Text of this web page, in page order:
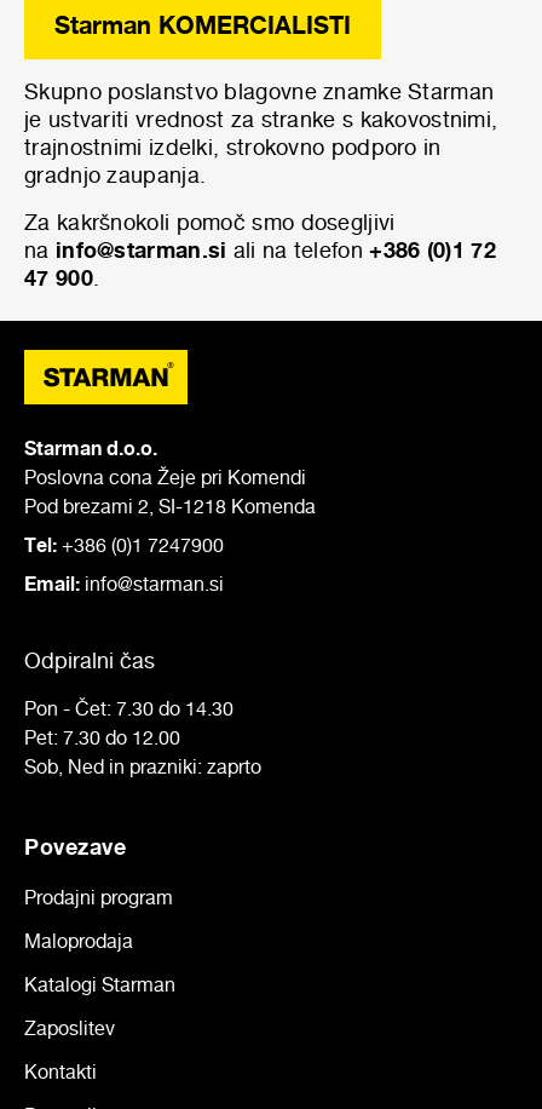
Starman KOMERCIALISTI
Skupno poslanstvo blagovne znamke Starman
je ustvariti vrednost za stranke s kakovostnimi,
trajnostnimi izdelki, strokovno podporo in
gradnjo zaupanja.
Za kakršnokoli pomoč smo dosegljivi
na info@starman.si ali na telefon+386 (0)1 72
47 900.
Starman d.o.o.
Poslovna cona Žeje pri Komendi
Pod brezami 2, SI-1218 Komenda
Tel: +386 (0)1 7247900
Email: info@starman.si
Odpiralni čas
Pon - Čet: 7.30 do 14.30
Pet: 7.30 do 12.00
Sob, Ned in prazniki: zaprto
Povezave
Prodajni program
Maloprodaja
Katalogi Starman
Zaposlitev
Kontakti